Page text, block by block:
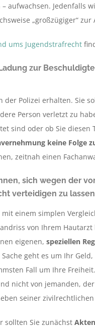
aufwachsen. Jedenfalls
„großzügiger“
ums Jugendstrafrecht
zur
der Polizei erhalten. Sie
Person verletzt zu
sind oder ob Sie
keine Folge
zeitnah einen
sich wegen der
verteidigen zu
einem simplen
von Ihrem
eigenen, speziellen
geht es um Ihr
Fall um Ihre
nicht von jemanden,
seiner
sollten Sie zunächst